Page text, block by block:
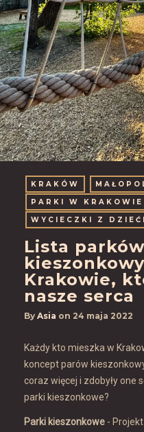
KRAKÓW
PARKI W KRAKOWIE
WYCIECZKI Z
Lista parków
Krakowie,
nasze serca
By Asia on 24 maja 2022
Każdy kto mieszka w
koncept parów
coraz więcej i zdobyły one
parki kieszonkowe?
Parki kieszonkowe -